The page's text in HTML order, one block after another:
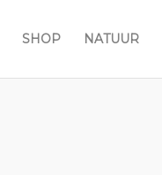
SHOP NATUUR